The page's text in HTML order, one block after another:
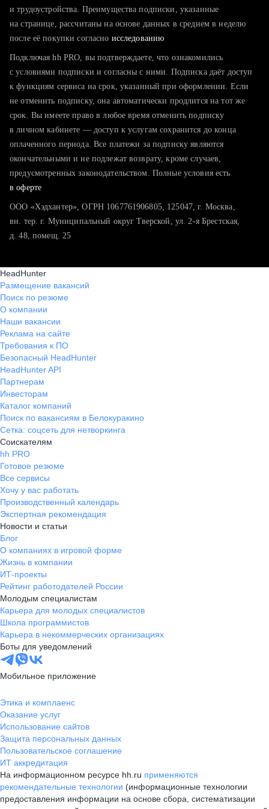
тратите много времени на поиск и вручную поднимаете
хотите сравнить себя с конкурентами и оценить шансы
и трудоустройства. Преимущества подписки, указанные
на странице, рассчитаны на основе данных в среднем в неделю
после её покупки согласно исследованию
Подключая hh PRO, вы подтверждаете, что ознакомились
с условиями подписки и согласны с ними. Подписка даёт доступ
к функциям сервиса на срок, указанный при оформлении. Если
не отменить подписку, она автоматически продлится на тот же
срок. Вы имеете право в любое время отменить подписку
в личном кабинете — доступ к услугам сохранится до конца
оплаченного периода. Все платежи за подписку являются
окончательными и не подлежат возврату, кроме случаев,
предусмотренных законодательством. Полные условия есть
в оферте
ООО «Хэдхантер», ОГРН 1067761906805, 125047, г. Москва,
вн. тер. г. Муниципальный округ Тверской, ул. 2-я Брестская,
д. 48, помещ. 25
HeadHunter
Размещение вакансий
Поиск по резюме
О компании
Наши вакансии
Реклама на сайте
Требования к ПО
Безопасный HeadHunter
HeadHunter API
Партнерам
Инвесторам
Каталог компаний
Поиск по вакансиям в Белокуракино
Сетка: соцсеть для нетворкинга
Соискателям
hh PRO
Готовое резюме
Все сервисы
Хочу у вас работать
Производственный календарь
Экспертная рекомендация
Новости и статьи
Блог
О компаниях в игровой форме
Жизнь в компании
ИТ-проекты
Рейтинг работодателей России
Молодым специалистам
Карьера для молодых специалистов
Школа программистов
Карьера в некоммерческих организациях
Боты для уведомлений
Мобильное приложение
Этика и комплаенс
Оказание услуг
Использование сайтов
Защита персональных данных
Пользовательское соглашение
ИТ аккредитация
На информационном ресурсе hh.ru применяются
рекомендательные технологии (информационные технологии
предоставления информации на основе сбора, систематизации